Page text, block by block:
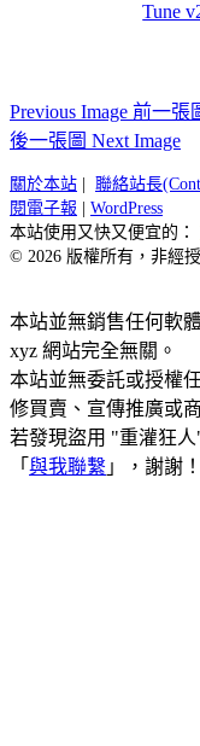
Tune
Previous Image 前一張
後一張圖 Next Image
關於本站 聯絡站長
閱電子報
WordPress
本站使用又快又便宜的：
© 2026 版權所有，非經
本站並無銷售任何軟
xyz 網站完全無關。
本站並無委託或授權
修買賣、宣傳推廣或
若發現盜用 "重灌狂
「 與我聯繫 」，謝謝！